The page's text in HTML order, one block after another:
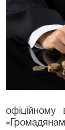
офіційному